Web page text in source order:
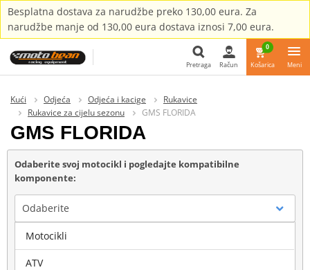
Besplatna dostava za narudžbe preko 130,00 eura. Za
narudžbe manje od 130,00 eura dostava iznosi 7,00 eura.
Pretraga Račun
0
Košarica Meni
Kući Odjeća Odjeća i kacige
Rukavice
Rukavice za cijelu sezonu
GMS FLORIDA
GMS FLORIDA
Odaberite svoj motocikl i pogledajte kompatibilne
komponente:
Odaberite
Marka
Motocikli
ATV